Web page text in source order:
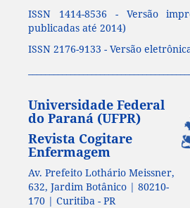
ISSN 1414-8536 - Versão
publicadas até 2014)
ISSN 2176-9133 - Versão
Universidade Federal
do Paraná (UFPR)
Revista Cogitare
Enfermagem
Av. Prefeito Lothário Meissner,
632, Jardim Botânico | 80210-
170 | Curitiba - PR